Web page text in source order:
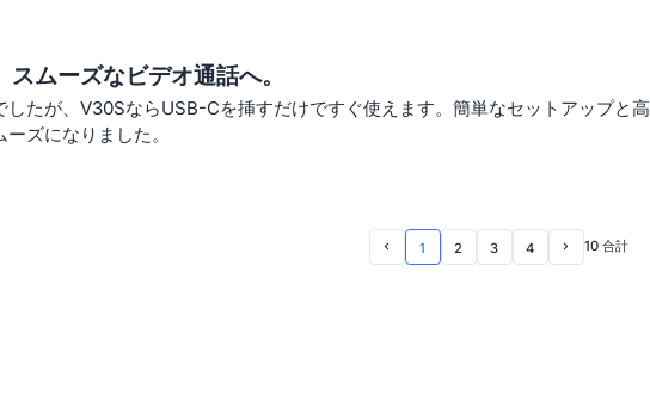
の参加体験が大きく向上しています。
会議を行うことは考えられません。これまでのような「止まっては確認する」
な議論」へと変わり、この信頼性は私たちの業務において非常に大きな価値が
ムーズなビデオ通話へ。
したが、V30SならUSB-Cを挿すだけですぐ使えます。簡単なセットアップと高
ズになりました。
Prev Page
1 2 3 4 Next Page
10 合計